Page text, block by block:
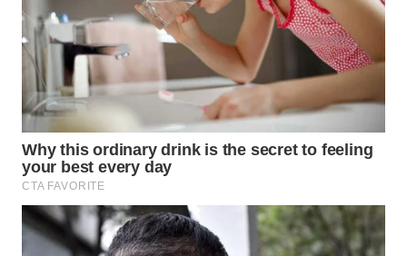
WAHANA
KONSUMEN
WAHANA
LISTRIK
WAHANA
TRAVEL
WAHANA
TV